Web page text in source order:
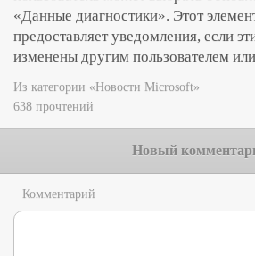
«Данные диагностики». Этот
предоставляет уведомления, если
изменены другим пользователем
Из категории «Новости Microsoft»
638 прочтений
Новый
Комментарий